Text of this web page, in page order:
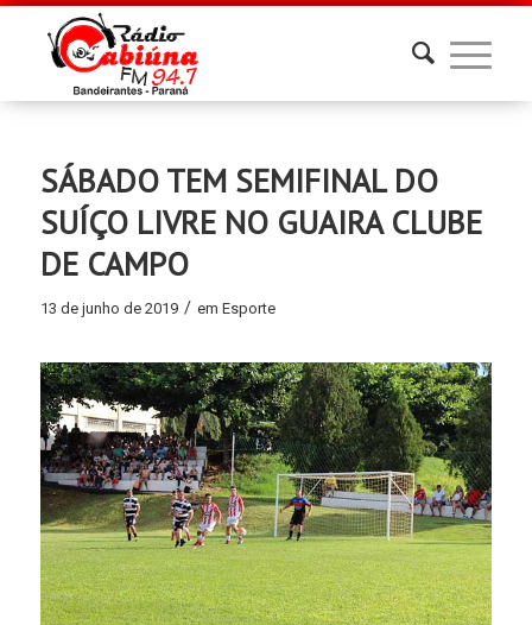
SÁBADO TEM SEMIFINAL DO
SUÍÇO LIVRE NO GUAIRA CLUBE
DE CAMPO
13 de junho de 2019 / em Esporte